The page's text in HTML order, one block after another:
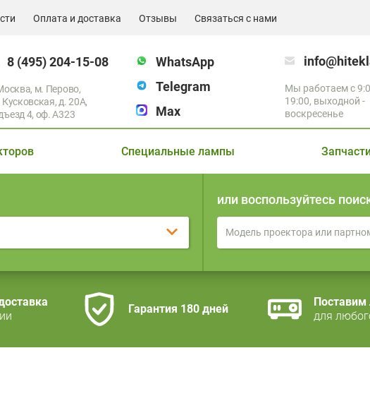
Оплата и доставка Отзывы Связаться с нами
8 (495) 204-15-08
м. Перово,
Кусковская, д. 20А,
4, оф. A323
WhatsApp
Telegram
Max
Мы работаем с
19:00, выходной -
воскресенье
Специальные лампы
или воспользуйтесь
Гарантия 180 дней
для